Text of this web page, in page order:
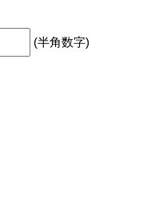
(半角数字)